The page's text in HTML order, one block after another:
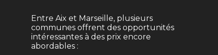
Entre Aix et Marseille, plusieurs
communes offrent des opportunités
intéressantes à des prix encore
abordables :